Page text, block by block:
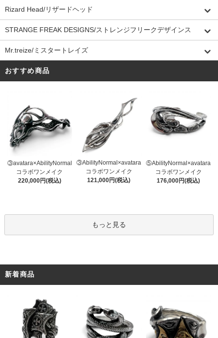
Rizard Head/リザードヘッド
STRANGE FREAK DESIGNS/ストレンジフリークデザインス
Mr.treize/ミスタートレイズ
おすすめ商品
③avatara×AbilityNormal
コラボワンメイク
220,000円(税込)
③AbilityNormal×avatara
コラボワンメイク
121,000円(税込)
⑤AbilityNormal×avatara
コラボワンメイク
176,000円(税込)
もっと見る
新着商品